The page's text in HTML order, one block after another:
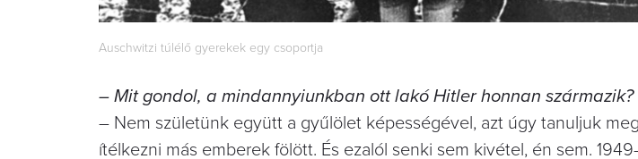
Auschwitzi túlélő gyerekek egy csoportja
– Mit gondol, a mindannyiunkban ott lakó Hitler honnan származik?
– Nem születünk együtt a gyűlölet képességével, azt úgy tanuljuk
ítélkezni más emberek fölött. És ezalól senki sem kivétel, én sem.